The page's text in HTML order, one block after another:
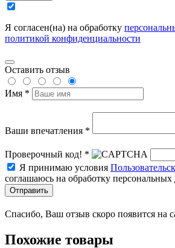
Я согласен(на) на обработку
политикой конфиденциальности
Оставить отзыв
Имя *
Ваши впечатления *
Проверочный код! *
Я принимаю условия
соглашаюсь на обработку
Отправить
Спасибо, Ваш отзыв скоро появится на
Похожие товары